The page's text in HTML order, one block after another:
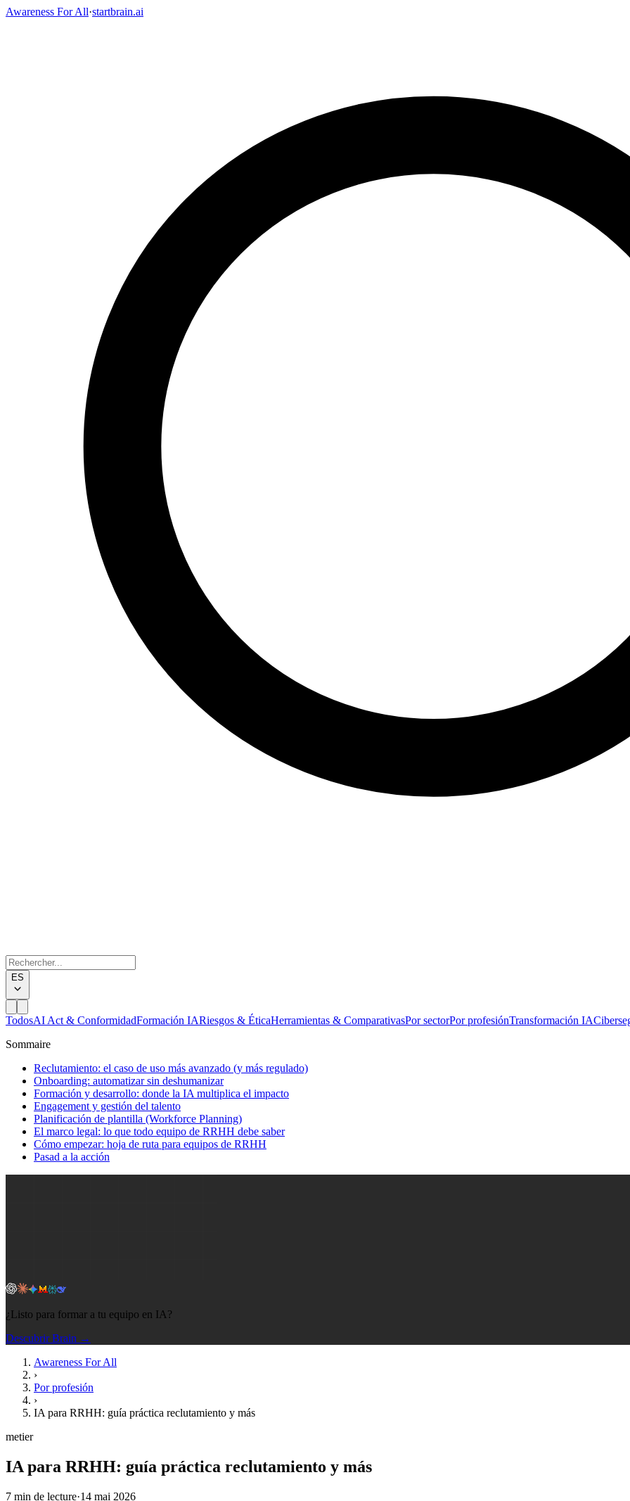
Awareness For All·startbrain.ai
ES
TodosAI Act & ConformidadFormación IARiesgos & ÉticaHerramientas & ComparativasPor sectorPor profesiónTransformación IA
Sommaire
Reclutamiento: el caso de uso más avanzado (y más regulado)
Onboarding: automatizar sin deshumanizar
Formación y desarrollo: donde la IA multiplica el impacto
Engagement y gestión del talento
Planificación de plantilla (Workforce Planning)
El marco legal: lo que todo equipo de RRHH debe saber
Cómo empezar: hoja de ruta para equipos de RRHH
Pasad a la acción
¿Listo para formar a tu equipo en IA?
Descubrir Brain →
Awareness For All
›
Por profesión
›
IA para RRHH: guía práctica reclutamiento y más
metier
IA para RRHH: guía práctica reclutamiento y más
7 min de lecture·14 mai 2026